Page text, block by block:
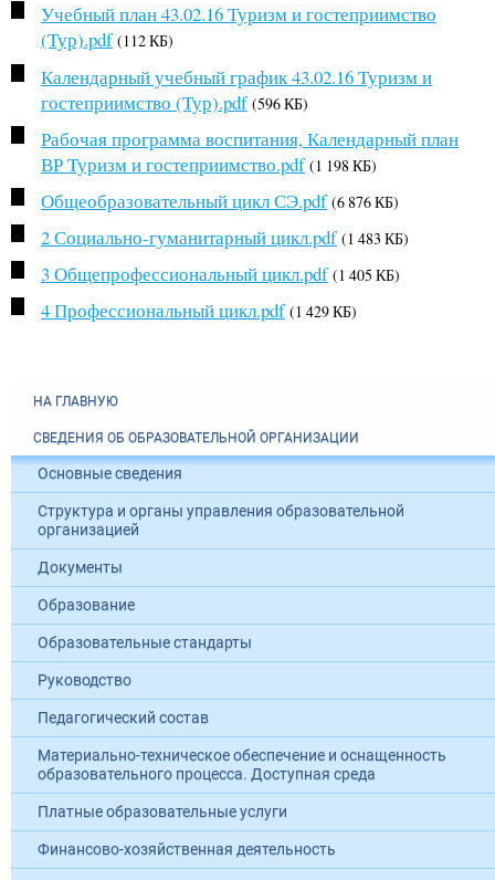
Учебный план 43.02.16 Туризм и гостеприимство
(Тур).pdf (112 КБ)
Календарный учебный график 43.02.16 Туризм и
гостеприимство (Тур).pdf (596 КБ)
Рабочая программа воспитания, Календарный план
ВР Туризм и гостеприимство.pdf (1 198 КБ)
Общеобразовательный цикл СЭ.pdf (6 876 КБ)
2 Социально-гуманитарный цикл.pdf (1 483 КБ)
3 Общепрофессиональный цикл.pdf (1 405 КБ)
4 Профессиональный цикл.pdf (1 429 КБ)
НА ГЛАВНУЮ
СВЕДЕНИЯ ОБ ОБРАЗОВАТЕЛЬНОЙ ОРГАНИЗАЦИИ
Основные сведения
Структура и органы управления образовательной
организацией
Документы
Образование
Образовательные стандарты
Руководство
Педагогический состав
Материально-техническое обеспечение и оснащенность
образовательного процесса. Доступная среда
Платные образовательные услуги
Финансово-хозяйственная деятельность